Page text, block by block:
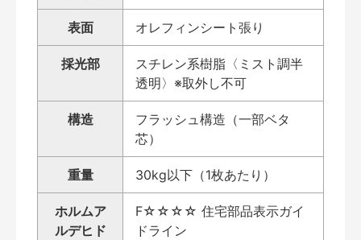
表面 オレフィンシート張り
採光部
スチレン系樹脂〈ミスト調半
透明〉※取外し不可
構造
フラッシュ構造（一部ベタ
芯）
重量 30kg以下（1枚あたり）
ホルムア
ルデヒド
F☆☆☆☆ 住宅部品表示ガイ
ドライン